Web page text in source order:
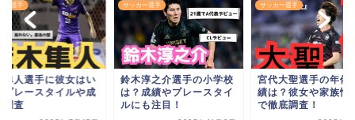
ー選手
隼人選手に彼女はい
プレースタイルや成
調査
サッカー選手
鈴木淳之介選手の小学校
は？成績やプレースタイ
ルにも注目！
サッカー選手
宮代大聖選手の年俸
績は？彼女や家族情
で徹底調査！